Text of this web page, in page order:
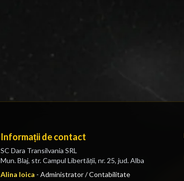
Informații de contact
SC Dara Transilvania SRL
Mun. Blaj, str. Campul Libertății, nr. 25, jud. Alba
Alina Ioica - Administrator / Contabilitate